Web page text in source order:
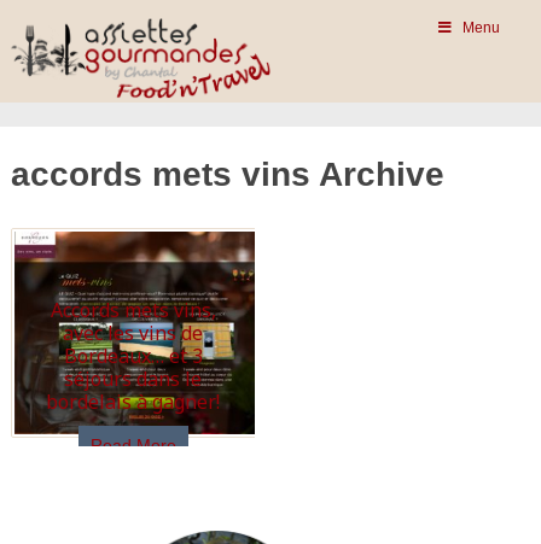
Menu
accords mets vins Archive
Accords mets vins,
avec les vins de
Bordeaux… et 3
séjours dans le
bordelais à gagner!
Read More